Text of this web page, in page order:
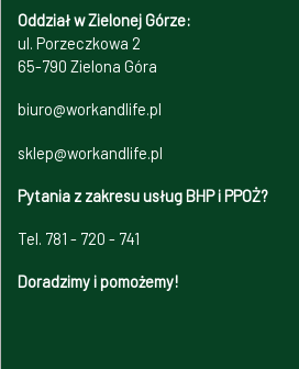
Oddział w Zielonej Górze:
ul. Porzeczkowa 2
65-790 Zielona Góra
biuro@workandlife.pl
sklep@workandlife.pl
Pytania z zakresu usług BHP i PPOŻ?
Tel. 781 - 720 - 741
Doradzimy i pomożemy!